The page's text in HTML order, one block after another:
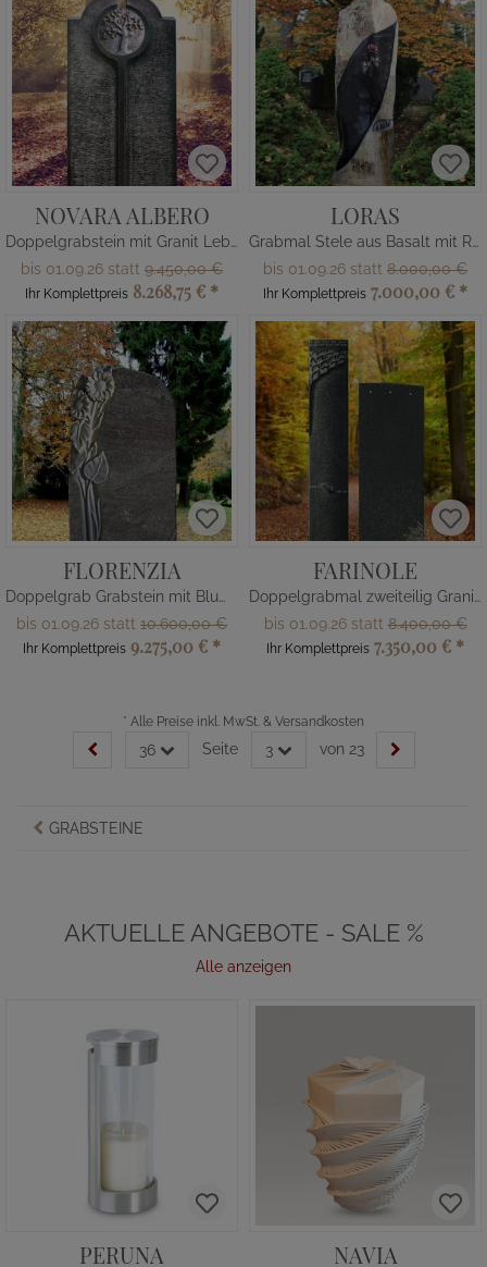
NOVARA ALBERO
Doppelgrabstein mit Granit Lebensbaum Relief
bis 01.09.26 statt 9.450,00 €
Ihr Komplettpreis 8.268,75 € *
LORAS
Grabmal Stele aus Basalt mit Rose
bis 01.09.26 statt 8.000,00 €
Ihr Komplettpreis 7.000,00 € *
FLORENZIA
Doppelgrab Grabstein mit Blume romantisch
bis 01.09.26 statt 10.600,00 €
Ihr Komplettpreis 9.275,00 € *
FARINOLE
Doppelgrabmal zweiteilig Granit schwarz
bis 01.09.26 statt8.400,00 €
Ihr Komplettpreis 7.350,00 € *
* Alle Preise inkl. MwSt. & Versandkosten
36 Seite 3 von 23
GRABSTEINE
AKTUELLE ANGEBOTE - SALE %
Alle anzeigen
PERUNA NAVIA